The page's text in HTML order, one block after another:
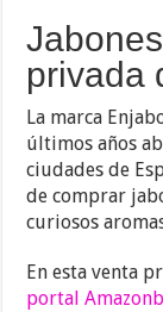
privada
La marca
últimos años
ciudades de
de comprar
curiosos
En esta venta
portal